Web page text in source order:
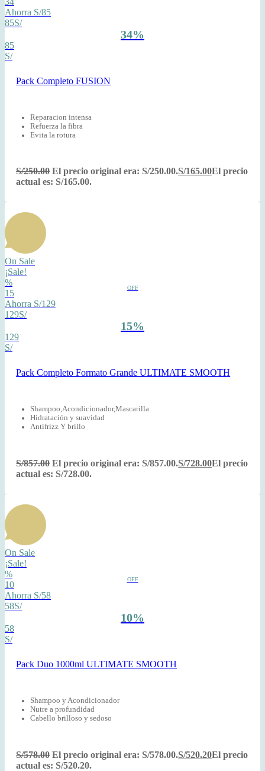
Ahorra S/85
85S/
34%
85
S/
Pack Completo FUSION
Reparacion intensa
Refuerza la fibra
Evita la rotura
S/250.00 El precio original era: S/250.00.S/165.00El precio
actual es: S/165.00.
On Sale
¡Sale!
%
OFF
15
Ahorra S/129
129S/
15%
129
S/
Pack Completo Formato Grande ULTIMATE SMOOTH
Shampoo,Acondicionador,Mascarilla
Hidratación y suavidad
Antifrizz Y brillo
S/857.00 El precio original era: S/857.00.S/728.00El precio
actual es: S/728.00.
On Sale
¡Sale!
%
OFF
10
Ahorra S/58
58S/
10%
58
S/
Pack Duo 1000ml ULTIMATE SMOOTH
Shampoo y Acondicionador
Nutre a profundidad
Cabello brilloso y sedoso
S/578.00 El precio original era: S/578.00.S/520.20El precio
actual es: S/520.20.